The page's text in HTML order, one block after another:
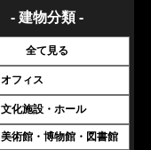
- 建物分類 -
全て見る
オフィス
文化施設・ホール
美術館・博物館・図書館